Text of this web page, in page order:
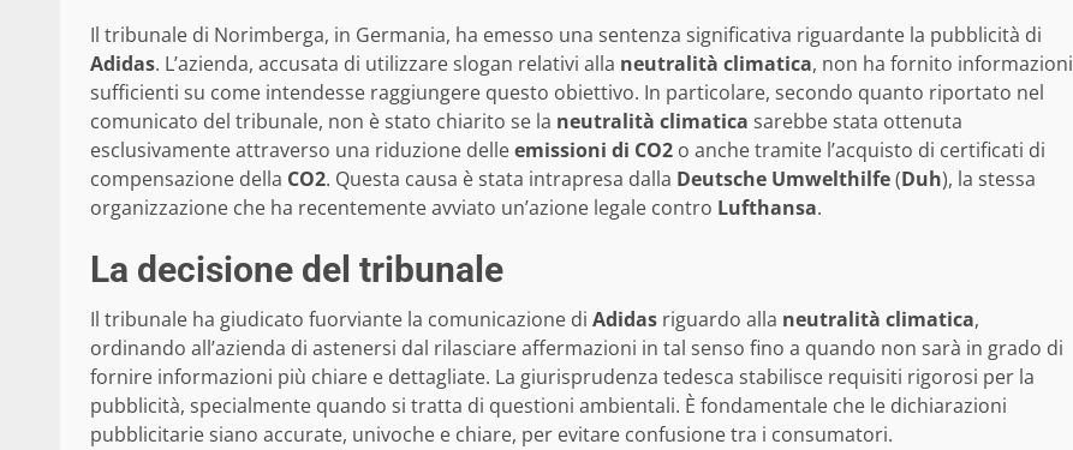
Il tribunale di Norimberga, in Germania, ha emesso una sentenza significativa riguardante la pubblicità di
Adidas. L’azienda, accusata di utilizzare slogan relativi alla neutralità climatica, non ha fornito informazioni
sufficienti su come intendesse raggiungere questo obiettivo. In particolare, secondo quanto riportato nel
comunicato del tribunale, non è stato chiarito se la neutralità climatica sarebbe stata ottenuta
esclusivamente attraverso una riduzione delleemissioni di CO2 o anche tramite l’acquisto di certificati di
compensazione della CO2. Questa causa è stata intrapresa dalla Deutsche Umwelthilfe(Duh), la stessa
organizzazione che ha recentemente avviato un’azione legale contro Lufthansa.
La decisione del tribunale
Il tribunale ha giudicato fuorviante la comunicazione di Adidas riguardo alla neutralità climatica,
ordinando all’azienda di astenersi dal rilasciare affermazioni in tal senso fino a quando non sarà in grado di
fornire informazioni più chiare e dettagliate. La giurisprudenza tedesca stabilisce requisiti rigorosi per la
pubblicità, specialmente quando si tratta di questioni ambientali. È fondamentale che le dichiarazioni
pubblicitarie siano accurate, univoche e chiare, per evitare confusione tra i consumatori.